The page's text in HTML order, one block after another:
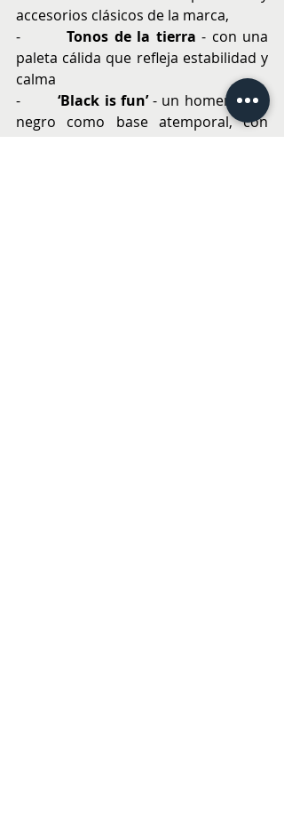
accesorios clásicos de la marca,
- Tonos de la tierra - con una
paleta cálida que refleja estabilidad y
calma
- ‘Black is fun’ - un homenaje al
negro como base atemporal, con